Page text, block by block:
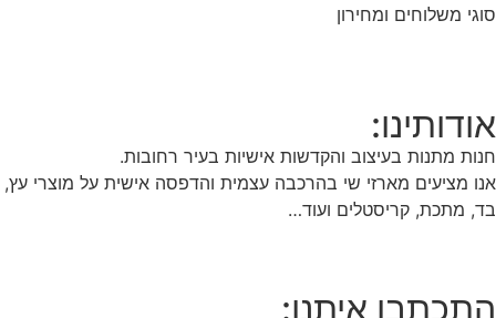
סוגי משלוחים ומחירון
אודותינו:
חנות מתנות בעיצוב והקדשות אישיות בעיר רחובות.
אנו מציעים מארזי שי בהרכבה עצמית והדפסה אישית על מוצרי עץ,
בד, מתכת, קריסטלים ועוד…
התכתבו איתנו: